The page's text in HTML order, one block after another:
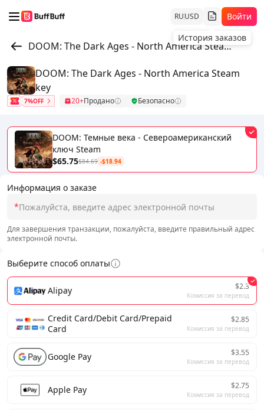
RUUSD
История заказов
Войти
DOOM: The Dark Ages - North America Steam key
Информация о заказе
*
Для завершения транзакции, пожалуйста, введите правильный адрес
электронной почты.
Выберите способ оплаты
Alipay $2.3
Комиссия за перевод
Credit Card/Debit Card/Prepaid
Card
$2.85
Комиссия за перевод
Google Pay $3.55
Комиссия за перевод
Apple Pay $2.75
Комиссия за перевод
DOOM: The Dark Ages - North America Steam
key
7%OFF 20+Продано Безопасно
DOOM: Темные века - Североамериканский
ключ Steam
$65.75$84.69 -$18.94